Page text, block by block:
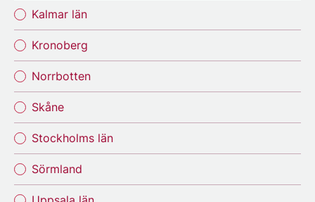
Kalmar län
Kronoberg
Norrbotten
Skåne
Stockholms län
Sörmland